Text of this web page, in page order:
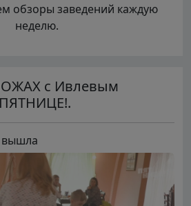
обзоры заведений каждую
неделю.
с Ивлевым
вышла